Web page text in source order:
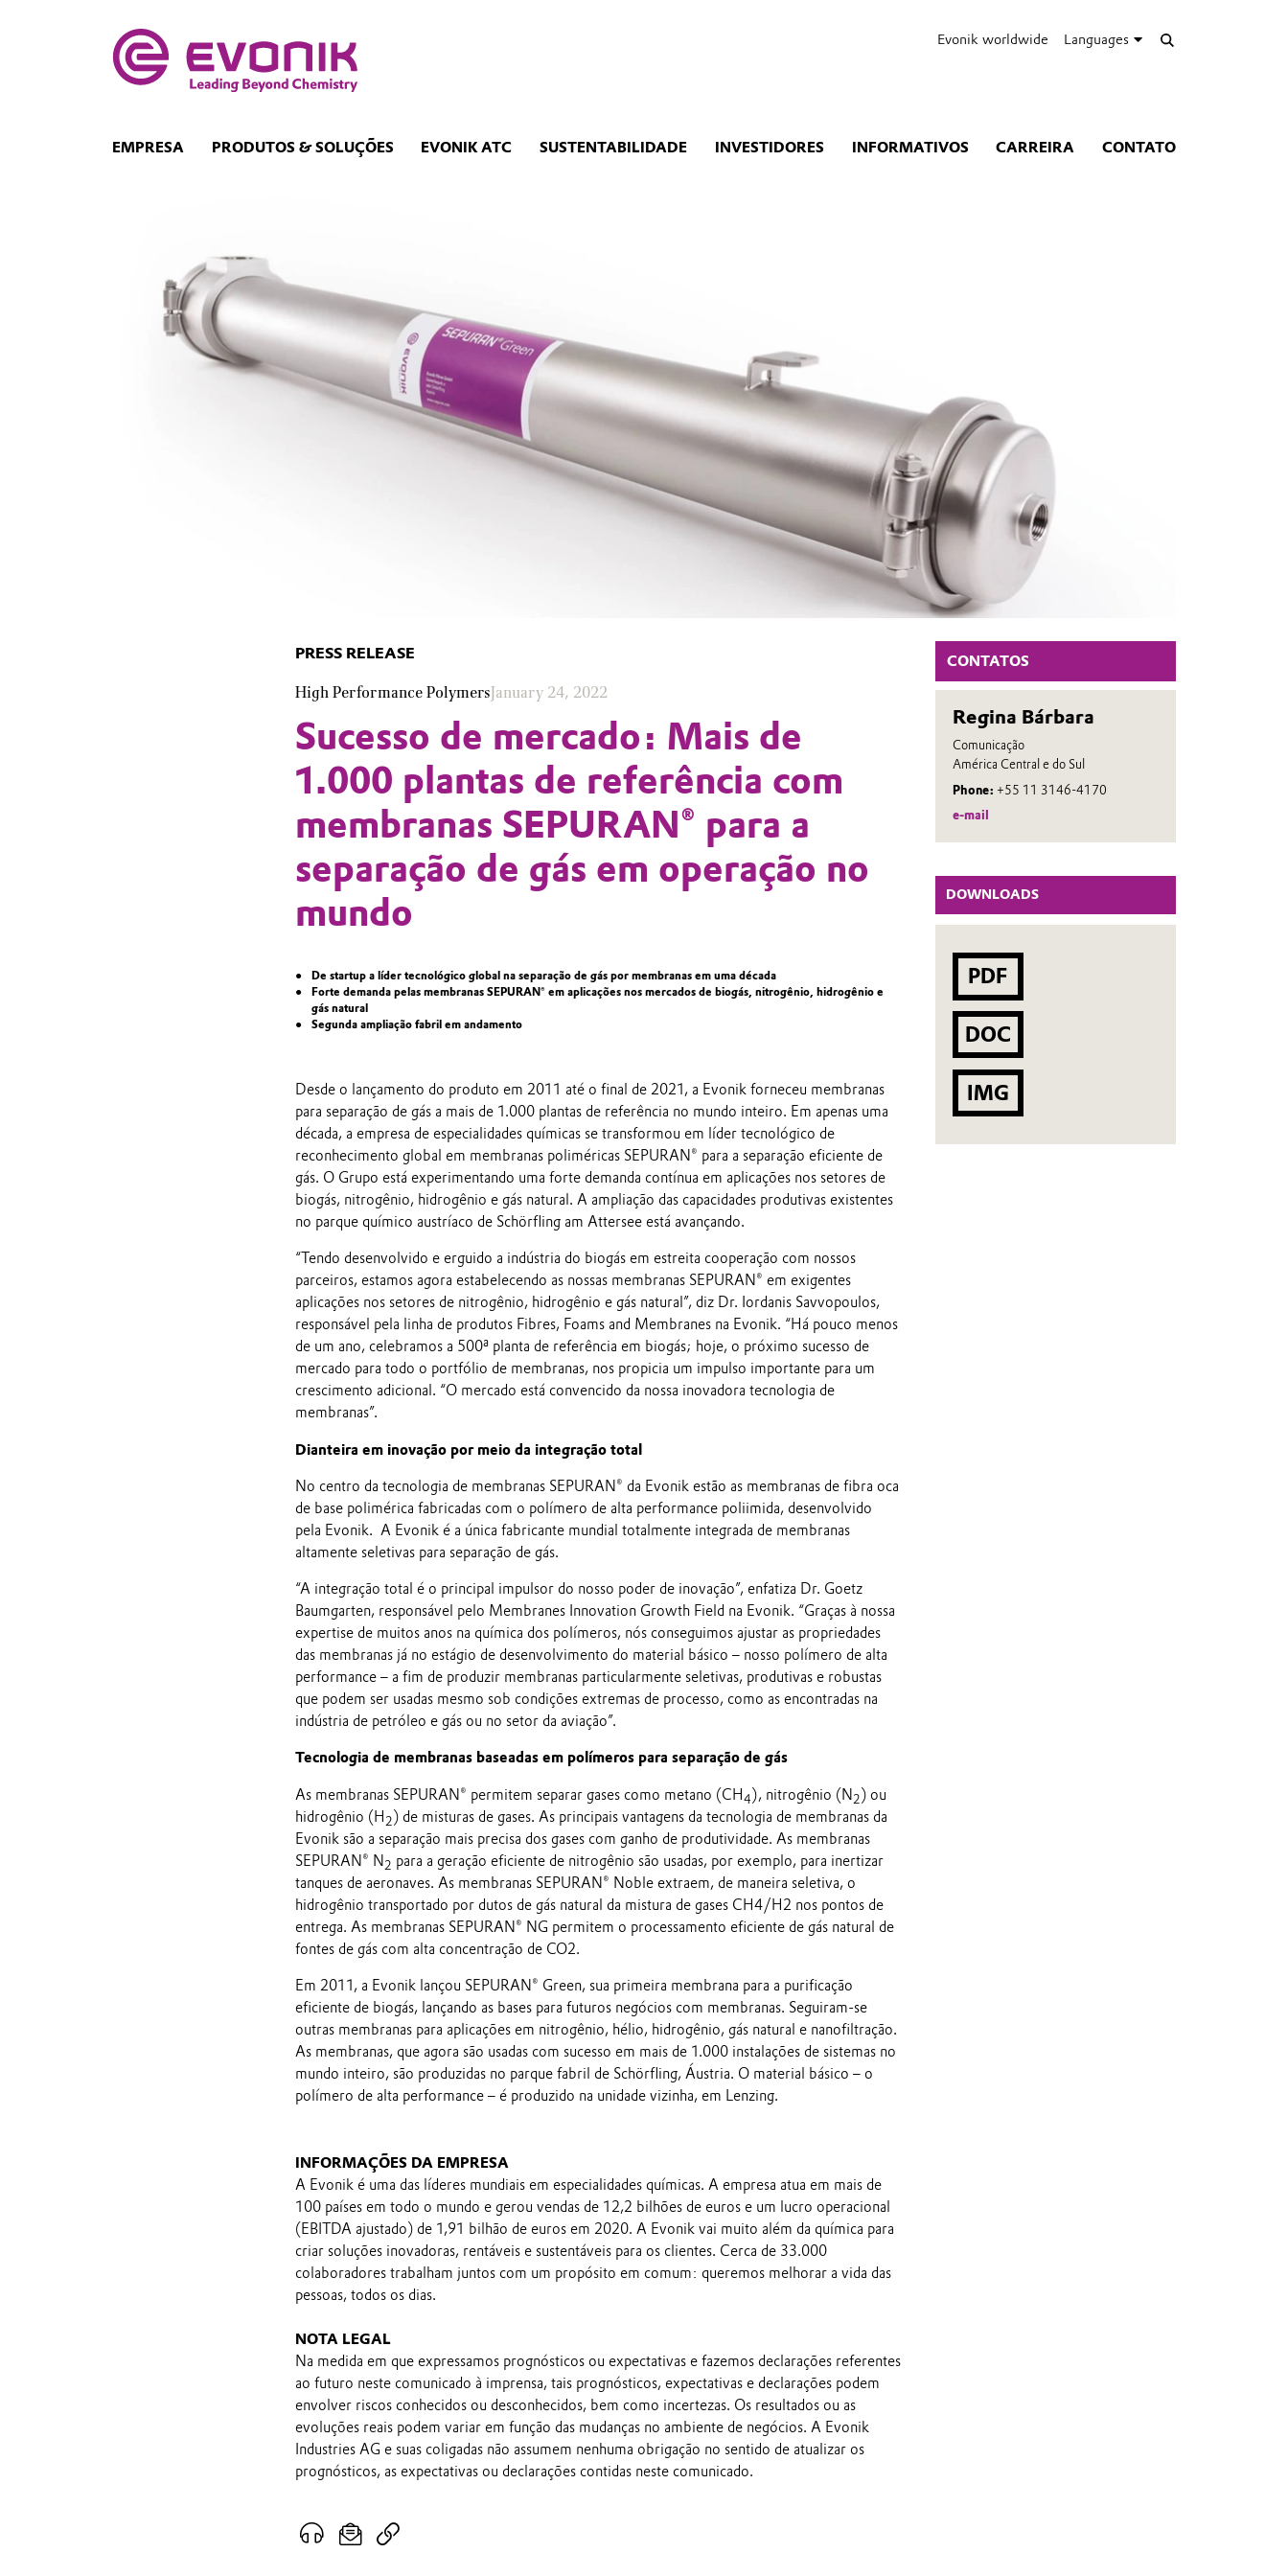
Evonik worldwide Languages
EMPRESA PRODUTOS & SOLUÇÕES EVONIK ATC SUSTENTABILIDADE INVESTIDORES INFORMATIVOS CARREIRA CONTATO
CONTATOS
Regina Bárbara
Comunicação
América Central e do Sul
Phone: +55 11 3146-4170
e-mail
DOWNLOADS
PDF
DOC
IMG
PRESS RELEASE
High Performance PolymersJanuary 24, 2022
Sucesso de mercado: Mais de
1.000 plantas de referência com
membranas SEPURAN® para a
separação de gás em operação no
mundo
De startup a líder tecnológico global na separação de gás por membranas em uma década
Forte demanda pelas membranas SEPURAN® em aplicações nos mercados de biogás, nitrogênio, hidrogênio e
gás natural
Segunda ampliação fabril em andamento
Desde o lançamento do produto em 2011 até o final de 2021, a Evonik forneceu membranas
para separação de gás a mais de 1.000 plantas de referência no mundo inteiro. Em apenas uma
década, a empresa de especialidades químicas se transformou em líder tecnológico de
reconhecimento global em membranas poliméricas SEPURAN® para a separação eficiente de
gás. O Grupo está experimentando uma forte demanda contínua em aplicações nos setores de
biogás, nitrogênio, hidrogênio e gás natural. A ampliação das capacidades produtivas existentes
no parque químico austríaco de Schörfling am Attersee está avançando.
“Tendo desenvolvido e erguido a indústria do biogás em estreita cooperação com nossos
parceiros, estamos agora estabelecendo as nossas membranas SEPURAN® em exigentes
aplicações nos setores de nitrogênio, hidrogênio e gás natural”, diz Dr. Iordanis Savvopoulos,
responsável pela linha de produtos Fibres, Foams and Membranes na Evonik. “Há pouco menos
de um ano, celebramos a 500ª planta de referência em biogás; hoje, o próximo sucesso de
mercado para todo o portfólio de membranas, nos propicia um impulso importante para um
crescimento adicional. “O mercado está convencido da nossa inovadora tecnologia de
membranas”.
Dianteira em inovação por meio da integração total
No centro da tecnologia de membranas SEPURAN® da Evonik estão as membranas de fibra oca
de base polimérica fabricadas com o polímero de alta performance poliimida, desenvolvido
pela Evonik. A Evonik é a única fabricante mundial totalmente integrada de membranas
altamente seletivas para separação de gás.
“A integração total é o principal impulsor do nosso poder de inovação”, enfatiza Dr. Goetz
Baumgarten, responsável pelo Membranes Innovation Growth Field na Evonik. “Graças à nossa
expertise de muitos anos na química dos polímeros, nós conseguimos ajustar as propriedades
das membranas já no estágio de desenvolvimento do material básico – nosso polímero de alta
performance – a fim de produzir membranas particularmente seletivas, produtivas e robustas
que podem ser usadas mesmo sob condições extremas de processo, como as encontradas na
indústria de petróleo e gás ou no setor da aviação”.
Tecnologia de membranas baseadas em polímeros para separação de gás
As membranas SEPURAN® permitem separar gases como metano (CH 4), nitrogênio (N 2) ou
hidrogênio (H 2) de misturas de gases. As principais vantagens da tecnologia de membranas da
Evonik são a separação mais precisa dos gases com ganho de produtividade. As membranas
SEPURAN® N 2 para a geração eficiente de nitrogênio são usadas, por exemplo, para inertizar
tanques de aeronaves. As membranas SEPURAN® Noble extraem, de maneira seletiva, o
hidrogênio transportado por dutos de gás natural da mistura de gases CH4/H2 nos pontos de
entrega. As membranas SEPURAN® NG permitem o processamento eficiente de gás natural de
fontes de gás com alta concentração de CO2.
Em 2011, a Evonik lançou SEPURAN® Green, sua primeira membrana para a purificação
eficiente de biogás, lançando as bases para futuros negócios com membranas. Seguiram-se
outras membranas para aplicações em nitrogênio, hélio, hidrogênio, gás natural e nanofiltração.
As membranas, que agora são usadas com sucesso em mais de 1.000 instalações de sistemas no
mundo inteiro, são produzidas no parque fabril de Schörfling, Áustria. O material básico – o
polímero de alta performance – é produzido na unidade vizinha, em Lenzing.
INFORMAÇÕES DA EMPRESA
A Evonik é uma das líderes mundiais em especialidades químicas. A empresa atua em mais de
100 países em todo o mundo e gerou vendas de 12,2 bilhões de euros e um lucro operacional
(EBITDA ajustado) de 1,91 bilhão de euros em 2020. A Evonik vai muito além da química para
criar soluções inovadoras, rentáveis e sustentáveis para os clientes. Cerca de 33.000
colaboradores trabalham juntos com um propósito em comum: queremos melhorar a vida das
pessoas, todos os dias.
NOTA LEGAL
Na medida em que expressamos prognósticos ou expectativas e fazemos declarações referentes
ao futuro neste comunicado à imprensa, tais prognósticos, expectativas e declarações podem
envolver riscos conhecidos ou desconhecidos, bem como incertezas. Os resultados ou as
evoluções reais podem variar em função das mudanças no ambiente de negócios. A Evonik
Industries AG e suas coligadas não assumem nenhuma obrigação no sentido de atualizar os
prognósticos, as expectativas ou declarações contidas neste comunicado.